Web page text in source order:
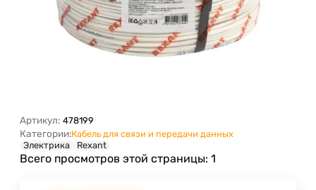
Артикул: 478199
Категории:Кабель для связи и передачи данных
Электрика
Rexant
Всего просмотров этой страницы: 1